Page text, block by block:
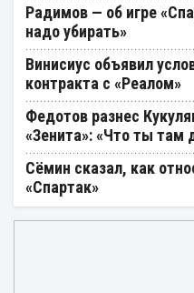
Радимов — об игре
надо убирать»
Винисиус объявил
контракта с «Реалом»
Федотов разнес
«Зенита»: «Что ты там
Сёмин сказал, как
«Спартак»